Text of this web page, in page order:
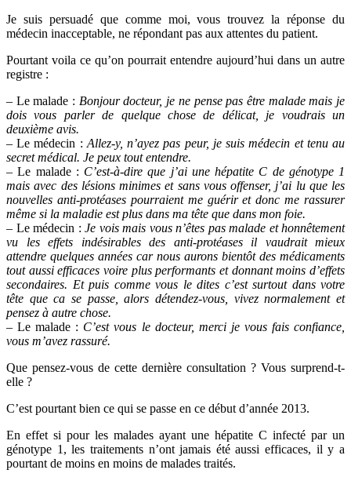
Je suis persuadé que comme moi, vous trouvez la réponse du
médecin inacceptable, ne répondant pas aux attentes du patient.
Pourtant voila ce qu’on pourrait entendre aujourd’hui dans un autre
registre :
– Le malade : Bonjour docteur, je ne pense pas être malade mais je
dois vous parler de quelque chose de délicat, je voudrais un
deuxième avis.
– Le médecin : Allez-y, n’ayez pas peur, je suis médecin et tenu au
secret médical. Je peux tout entendre.
– Le malade : C’est-à-dire que j’ai une hépatite C de génotype 1
mais avec des lésions minimes et sans vous offenser, j’ai lu que les
nouvelles anti-protéases pourraient me guérir et donc me rassurer
même si la maladie est plus dans ma tête que dans mon foie.
– Le médecin : Je vois mais vous n’êtes pas malade et honnêtement
vu les effets indésirables des anti-protéases il vaudrait mieux
attendre quelques années car nous aurons bientôt des médicaments
tout aussi efficaces voire plus performants et donnant moins d’effets
secondaires. Et puis comme vous le dites c’est surtout dans votre
tête que ca se passe, alors détendez-vous, vivez normalement et
pensez à autre chose.
– Le malade : C’est vous le docteur, merci je vous fais confiance,
vous m’avez rassuré.
Que pensez-vous de cette dernière consultation ? Vous surprend-t-
elle ?
C’est pourtant bien ce qui se passe en ce début d’année 2013.
En effet si pour les malades ayant une hépatite C infecté par un
génotype 1, les traitements n’ont jamais été aussi efficaces, il y a
pourtant de moins en moins de malades traités.